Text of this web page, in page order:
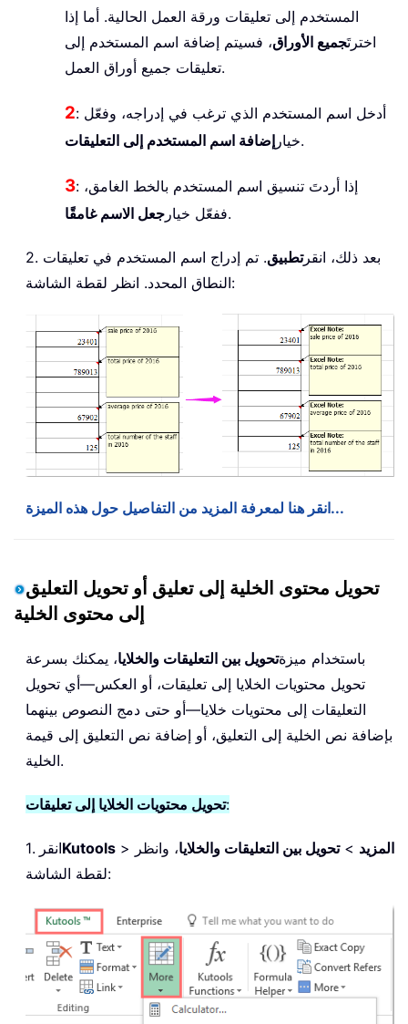
المستخدم إلى تعليقات ورقة العمل الحالية. أما إذا
اخترتَجميع الأوراق، فسيتم إضافة اسم المستخدم إلى
تعليقات جميع أوراق العمل.
2: أدخل اسم المستخدم الذي ترغب في إدراجه، وفعّل
خيار إضافة اسم المستخدم إلى التعليقات .
3: إذا أردتَ تنسيق اسم المستخدم بالخط الغامق،
ففعّل خيار جعل الاسم غامقًا .
2. بعد ذلك، انقرتطبيق. تم إدراج اسم المستخدم في تعليقات
النطاق المحدد. انظر لقطة الشاشة:
انقر هنا لمعرفة المزيد من التفاصيل حول هذه الميزة...
تحويل محتوى الخلية إلى تعليق أو تحويل التعليق
إلى محتوى الخلية
باستخدام ميزةتحويل بين التعليقات والخلايا، يمكنك بسرعة
تحويل محتويات الخلايا إلى تعليقات، أو العكس—أي تحويل
التعليقات إلى محتويات خلايا—أو حتى دمج النصوص بينهما
بإضافة نص الخلية إلى التعليق، أو إضافة نص التعليق إلى قيمة
الخلية.
تحويل محتويات الخلايا إلى تعليقات:
1. انقرKutools > المزيد >تحويل بين التعليقات والخلايا، وانظر
لقطة الشاشة: